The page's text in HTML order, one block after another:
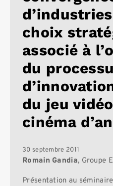
choix
associé à
du
du jeu
cinéma
30 septembre 2011
Romain Gandia, Groupe
Présentation au